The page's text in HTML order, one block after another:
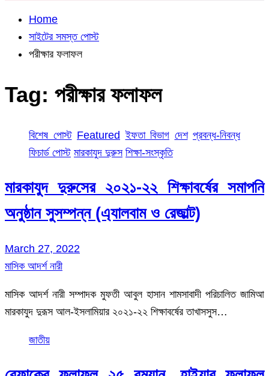
Home
সাইটের সমস্ত পোস্ট
পরীক্ষার ফলাফল
Tag: পরীক্ষার ফলাফল
বিশেষ পোস্ট Featured ইফতা বিভাগ দেশ প্রবন্ধ-নিবন্ধ
ফিচার্ড পোস্ট মারকাযুদ দুরুস শিক্ষা-সংস্কৃতি
মারকাযুদ দুরুসের ২০২১-২২ শিক্ষাবর্ষের সমাপনি
অনুষ্ঠান সুসম্পন্ন (এ্যালবাম ও রেজাল্ট)
March 27, 2022
মাসিক আদর্শ নারী
মাসিক আদর্শ নারী সম্পাদক মুফতী আবুল হাসান শামসাবাদী পরিচালিত জামিআ
মারকাযুদ দুরূস আল-ইসলামিয়ার ২০২১-২২ শিক্ষাবর্ষের তাখাসসুস…
জাতীয়